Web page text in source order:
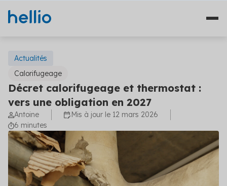
Nos solutions
Études
Travaux
Financement
Plateformes
Qui sommes-nous ?
Témoignages
Ressources
Actualités
Décret calorifugeage et thermostat :
vers une obligation en 2027
Calorifugeage
Antoine
Mis à jour le 12 mars 2026
6 minutes